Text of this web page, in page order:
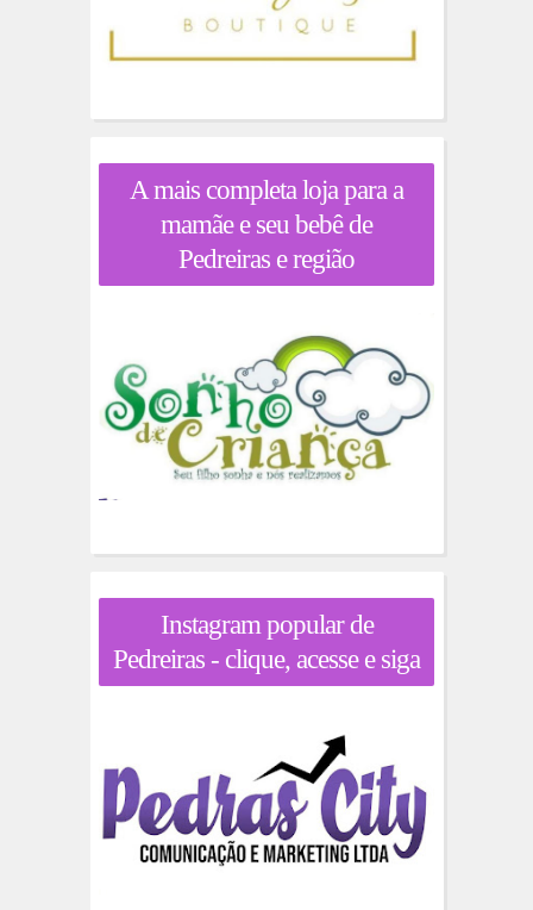
A mais completa loja para a
mamãe e seu bebê de
Pedreiras e região
Instagram popular de
Pedreiras - clique, acesse e siga